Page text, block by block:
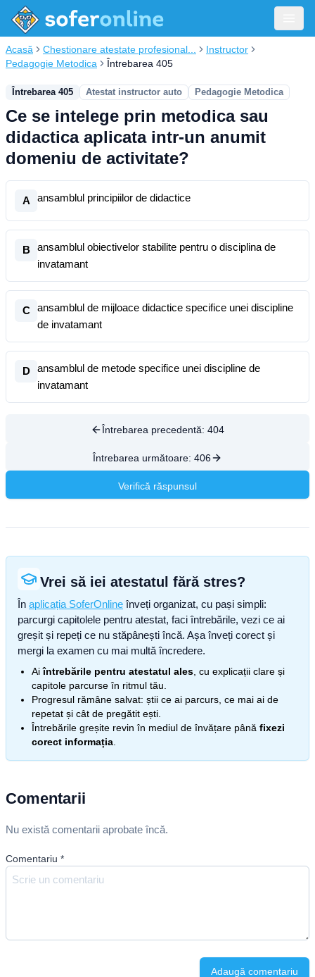
Acasă Chestionare atestate profesional...
Instructor
Pedagogie Metodica
Întrebarea 405
Întrebarea 405 Atestat instructor auto Pedagogie Metodica
Ce se intelege prin metodica sau
didactica aplicata intr-un anumit
domeniu de activitate?
A ansamblul principiilor de didactice
B
ansamblul obiectivelor stabilite pentru o disciplina de
invatamant
C
ansamblul de mijloace didactice specifice unei discipline
de invatamant
D
ansamblul de metode specifice unei discipline de
invatamant
Întrebarea precedentă: 404
Întrebarea următoare: 406
Verifică răspunsul
Vrei să iei atestatul fără stres?
În aplicația SoferOnline înveți organizat, cu pași simpli:
parcurgi capitolele pentru atestat, faci întrebările, vezi ce ai
greșit și repeți ce nu stăpânești încă. Așa înveți corect și
mergi la examen cu mai multă încredere.
Aiîntrebările pentru atestatul ales , cu explicații clare și
capitole parcurse în ritmul tău.
Progresul rămâne salvat: știi ce ai parcurs, ce mai ai de
repetat și cât de pregătit ești.
Întrebările greșite revin în mediul de învățare până fixezi
corect informația
Comentarii
Nu există comentarii aprobate încă.
Comentariu *
Adaugă comentariu